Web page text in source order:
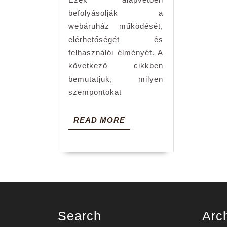
választásánál
egy
webáruház
készítés
esetén?
befolyásolják a
webáruház működését,
elérhetőségét és
felhasználói élményét. A
következő cikkben
bemutatjuk, milyen
szempontokat
READ MOREREAD
MORE
Search